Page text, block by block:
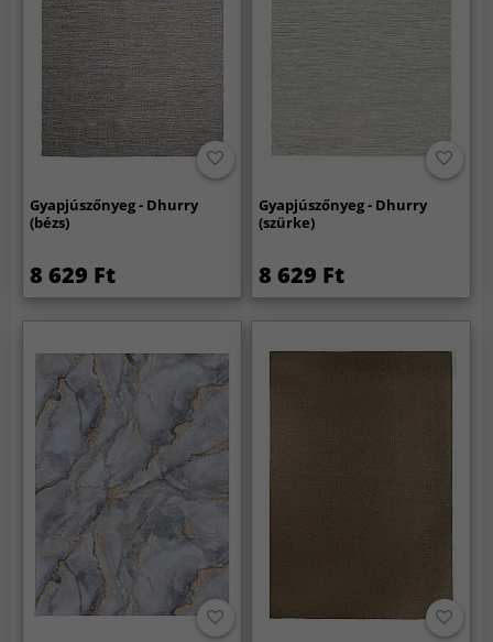
Gyapjúszőnyeg - Dhurry
(bézs)
8 629 Ft
Gyapjúszőnyeg - Dhurry
(szürke)
8 629 Ft